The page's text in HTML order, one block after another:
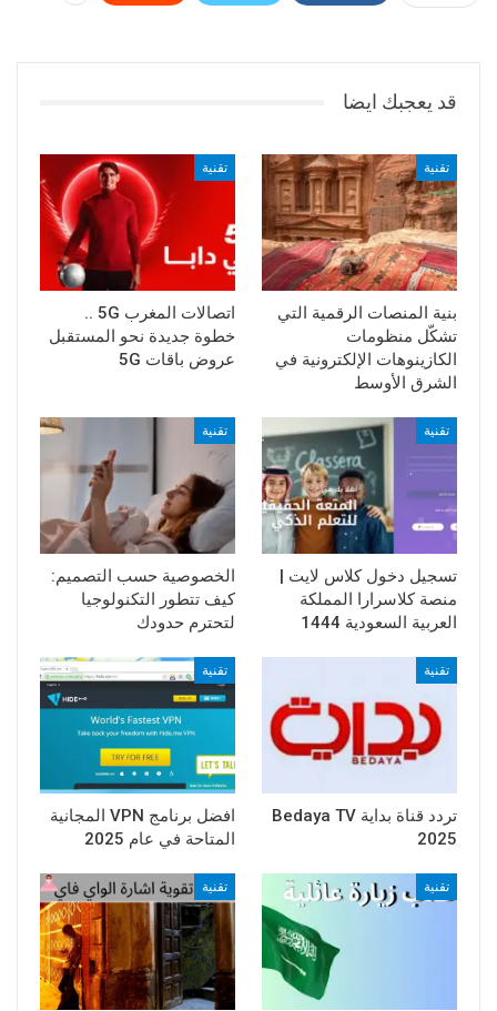
قد يعجبك ايضا
تقنية
بنية المنصات الرقمية التي
تشكّل منظومات
الكازينوهات الإلكترونية في
الشرق الأوسط
تقنية
اتصالات المغرب 5G ..
خطوة جديدة نحو المستقبل
عروض باقات 5G
تقنية
تسجيل دخول كلاس لايت |
منصة كلاسرارا المملكة
العربية السعودية 1444
تقنية
الخصوصية حسب التصميم:
كيف تتطور التكنولوجيا
لتحترم حدودك
تقنية
تردد قناة بداية Bedaya TV
2025
تقنية
افضل برنامج VPN المجانية
المتاحة في عام 2025
تقنية تقنية